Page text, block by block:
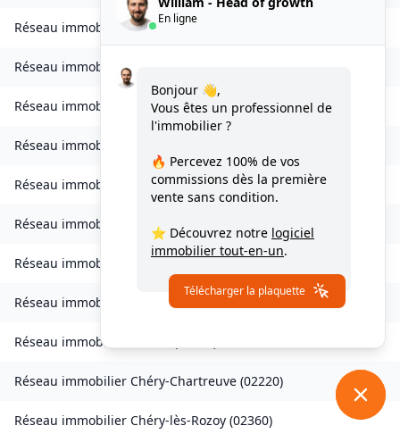
Réseau immobilier Chacrise(02200
Réseau immobilierChalandry
Réseau immobilier Champs (02670)
Réseau immobilier
Réseau immobilier Le Charmel(02850)
Réseau immobilier Charmes
Réseau immobilier
Réseau immobilier Chaudun 02200)
Réseau immobilier
Réseau immobilier Chéry-Chartreuve (02220)
Réseau immobilier Chéry-lès-Rozoy (02360)
En ligne
Bonjour 👋,
Vous êtes un professionnel de
l'immobilier ?
🔥 Percevez 100% de vos
commissions dès la première
vente sans condition.
⭐ Découvrez notre logiciel
immobilier tout-en-un.
Télécharger la plaquette